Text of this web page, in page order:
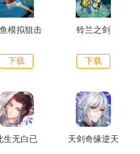
模拟狙击
下载
铃兰之剑
下载
生无白已 天剑奇缘逆天